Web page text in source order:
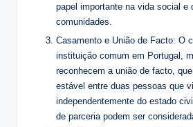
papel importante na vida social e
comunidades.
Casamento e União de Facto: O
instituição comum em Portugal,
reconhecem a união de facto,
estável entre duas pessoas que
independentemente do estado
de parceria podem ser